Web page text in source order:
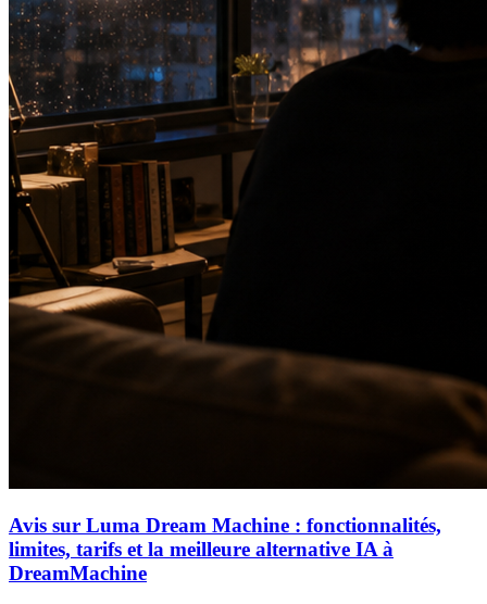
Avis sur Luma Dream Machine : fonctionnalités,
limites, tarifs et la meilleure alternative IA à
DreamMachine